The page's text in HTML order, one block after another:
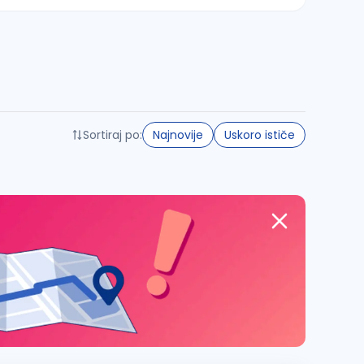
Sortiraj po: Najnovije Uskoro ističe